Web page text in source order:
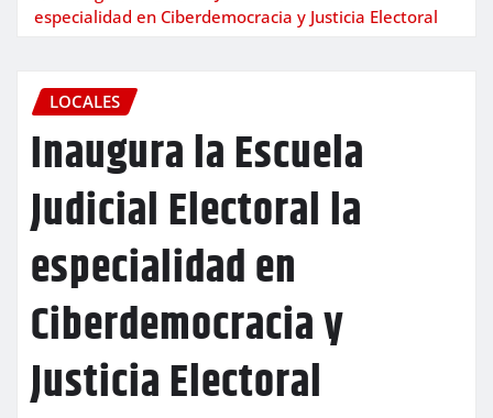
especialidad en Ciberdemocracia y Justicia Electoral
LOCALES
Inaugura la Escuela
Judicial Electoral la
especialidad en
Ciberdemocracia y
Justicia Electoral